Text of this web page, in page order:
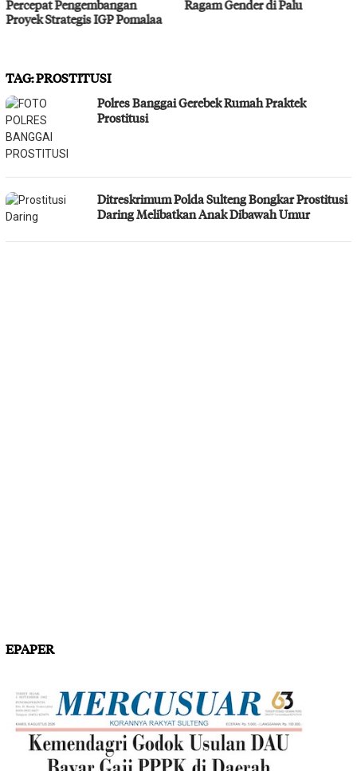
Ragam Gender di Palu
Bahodopi Hadapi Potensi
TAG:PROSTITUSI
Polres Banggai Gerebek Rumah Praktek
Prostitusi
Ditreskrimum Polda Sulteng Bongkar Prostitusi
Daring Melibatkan Anak Dibawah Umur
EPAPER